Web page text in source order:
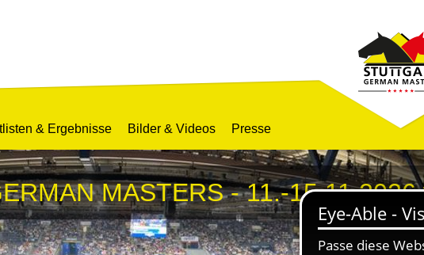
& Ergebnisse Bilder & Videos Presse
MASTERS - 11.-15.11.2026